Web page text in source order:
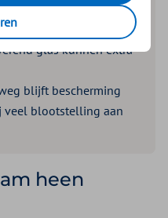
achter een raam of in
glas kunnen extra
blijft bescherming
veel blootstelling aan
heen